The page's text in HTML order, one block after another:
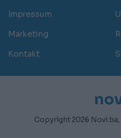
Impressum
Marketing
Kontakt
Copyright 2026 Novi.ba,